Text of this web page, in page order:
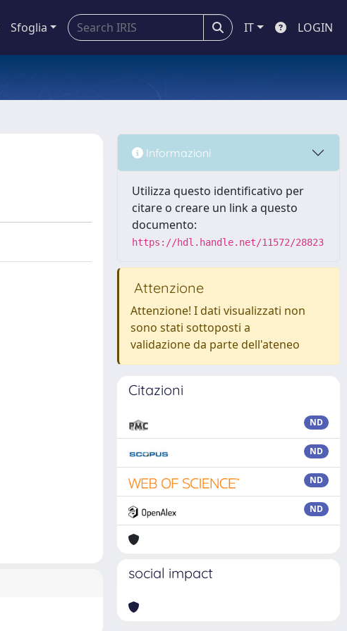
Sfoglia IT LOGIN
Informazioni
Utilizza questo identificativo per
citare o creare un link a questo
documento:
https://hdl.handle.net/11572/28823
Attenzione
Attenzione! I dati visualizzati non
sono stati sottoposti a
validazione da parte dell'ateneo
Citazioni
ND
ND
ND
ND
social impact